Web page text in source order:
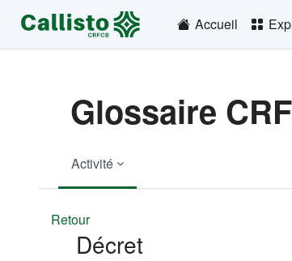
Passer au contenu principal
Accueil
Glossaire
Activité
Retour
Décret